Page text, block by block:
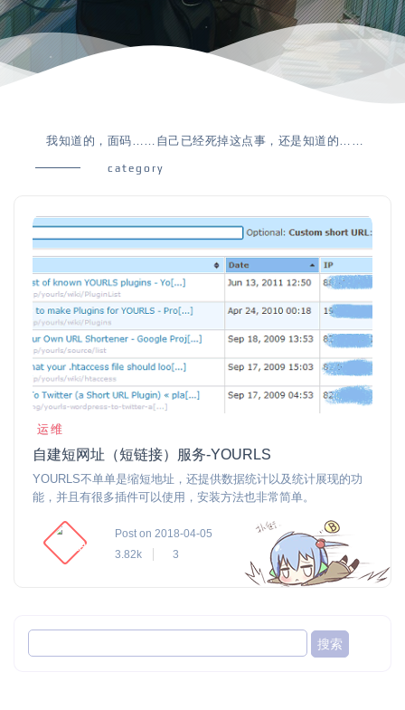
我知道的，面码……自己已经死掉这点事，还是知道的……
category
运维
自建短网址（短链接）服务-YOURLS
YOURLS不单单是缩短地址，还提供数据统计以及统计展现的功
能，并且有很多插件可以使用，安装方法也非常简单。
Post on 2018-04-05
3.82k
3